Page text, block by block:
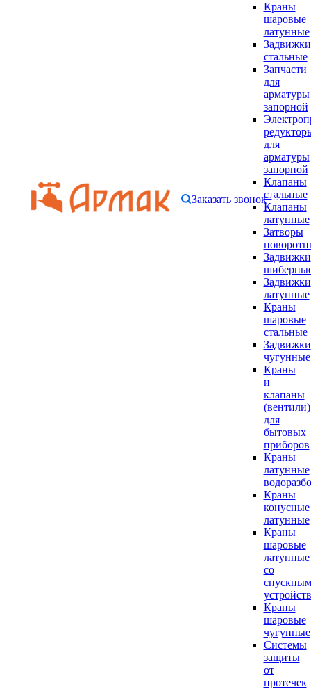
Краны
шаровые
латунные
Задвижки
стальные
Запчасти
для
арматуры
запорной
для
арматуры
запорной
Клапаны
стальные
Клапаны
латунные
Затворы
Задвижки
Задвижки
латунные
Краны
шаровые
стальные
Задвижки
чугунные
Краны
и
клапаны
(вентили)
для
бытовых
приборов
Краны
латунные
Краны
конусные
латунные
Краны
шаровые
латунные
со
спускным
Краны
шаровые
чугунные
Системы
защиты
от
протечек
Заказать звонок